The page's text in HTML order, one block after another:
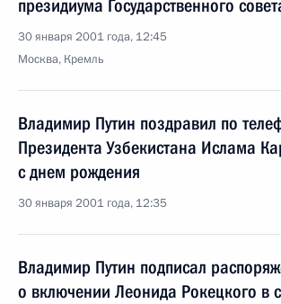
президиума Государственного
30 января 2001 года, 12:45
Москва, Кремль
Владимир Путин поздравил по
Президента Узбекистана Ислама
с днем рождения
30 января 2001 года, 12:35
Владимир Путин подписал
о включении Леонида Рокецкого в